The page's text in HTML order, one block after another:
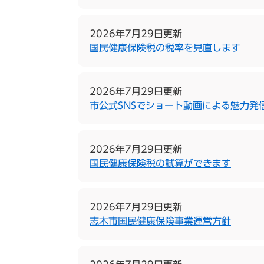
2026年7月29日更新
国民健康保険税の税率を見直します
2026年7月29日更新
市公式SNSでショート動画による魅力発
2026年7月29日更新
国民健康保険税の試算ができます
2026年7月29日更新
志木市国民健康保険事業運営方針